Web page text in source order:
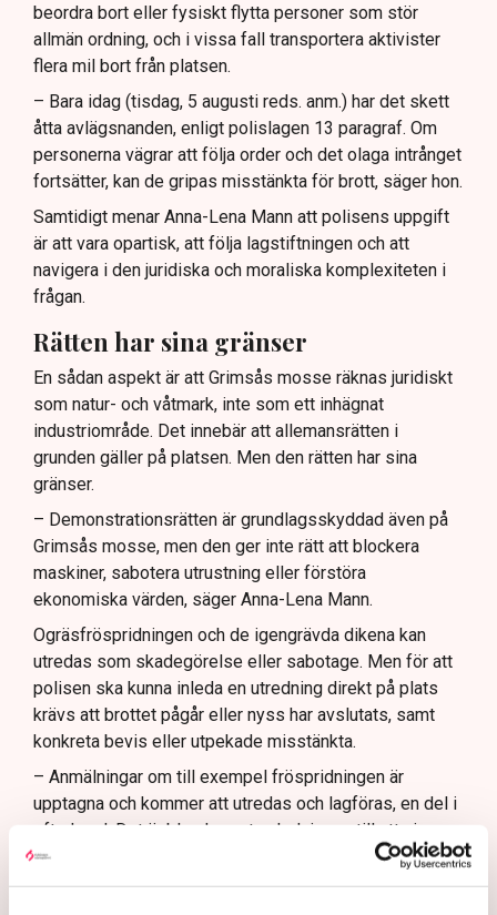
beordra bort eller fysiskt flytta personer som stör
allmän ordning, och i vissa fall transportera aktivister
flera mil bort från platsen.
– Bara idag (tisdag, 5 augusti reds. anm.) har det skett
åtta avlägsnanden, enligt polislagen 13 paragraf. Om
personerna vägrar att följa order och det olaga intrånget
fortsätter, kan de gripas misstänkta för brott, säger hon.
Samtidigt menar Anna-Lena Mann att polisens uppgift
är att vara opartisk, att följa lagstiftningen och att
navigera i den juridiska och moraliska komplexiteten i
frågan.
Rätten har sina gränser
En sådan aspekt är att Grimsås mosse räknas juridiskt
som natur- och våtmark, inte som ett inhägnat
industriområde. Det innebär att allemansrätten i
grunden gäller på platsen. Men den rätten har sina
gränser.
– Demonstrationsrätten är grundlagsskyddad även på
Grimsås mosse, men den ger inte rätt att blockera
maskiner, sabotera utrustning eller förstöra
ekonomiska värden, säger Anna-Lena Mann.
Ogräsfröspridningen och de igengrävda dikena kan
utredas som skadegörelse eller sabotage. Men för att
polisen ska kunna inleda en utredning direkt på plats
krävs att brottet pågår eller nyss har avslutats, samt
konkreta bevis eller utpekade misstänkta.
– Anmälningar om till exempel fröspridningen är
upptagna och kommer att utredas och lagföras, en del i
efterhand. Det är bland annat anledningen till att vi nu
även använder drönare för att dokumentera och säkra
bevis, säger Anna-Lena Mann.